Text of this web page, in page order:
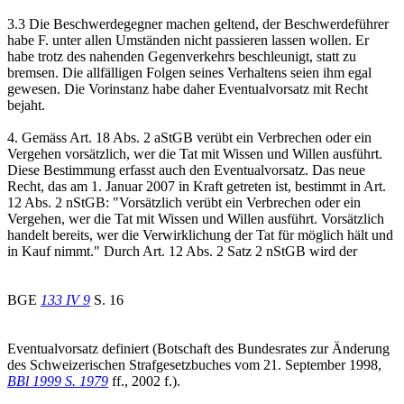
3.3 Die Beschwerdegegner machen geltend, der Beschwerdeführer
habe F. unter allen Umständen nicht passieren lassen wollen. Er
habe trotz des nahenden Gegenverkehrs beschleunigt, statt zu
bremsen. Die allfälligen Folgen seines Verhaltens seien ihm egal
gewesen. Die Vorinstanz habe daher Eventualvorsatz mit Recht
bejaht.
4. Gemäss Art. 18 Abs. 2 aStGB verübt ein Verbrechen oder ein
Vergehen vorsätzlich, wer die Tat mit Wissen und Willen ausführt.
Diese Bestimmung erfasst auch den Eventualvorsatz. Das neue
Recht, das am 1. Januar 2007 in Kraft getreten ist, bestimmt in Art.
12 Abs. 2 nStGB: "Vorsätzlich verübt ein Verbrechen oder ein
Vergehen, wer die Tat mit Wissen und Willen ausführt. Vorsätzlich
handelt bereits, wer die Verwirklichung der Tat für möglich hält und
in Kauf nimmt." Durch Art. 12 Abs. 2 Satz 2 nStGB wird der
BGE 133 IV 9 S. 16
Eventualvorsatz definiert (Botschaft des Bundesrates zur Änderung
des Schweizerischen Strafgesetzbuches vom 21. September 1998,
BBl 1999 S. 1979 ff., 2002 f.).